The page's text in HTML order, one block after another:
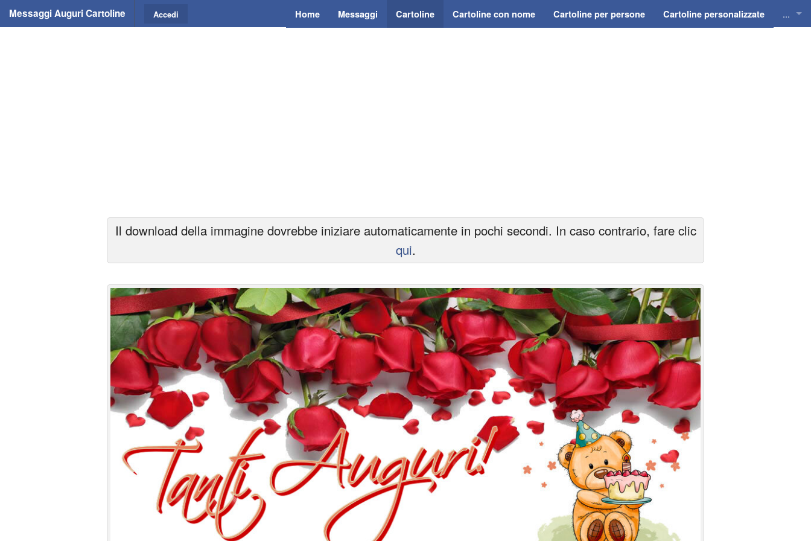
Messaggi Auguri Cartoline Home Messaggi Cartoline Cartoline con nome Cartoline per persone Cartoline personalizzate ...
Accedi
Il download della immagine dovrebbe iniziare automaticamente in pochi secondi. In caso contrario, fare clic
qui.